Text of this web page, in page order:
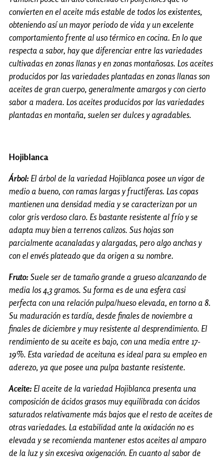
convierten en el aceite más estable de todos los existentes,
obteniendo así un mayor periodo de vida y un excelente
comportamiento frente al uso térmico en cocina. En lo que
respecta a sabor, hay que diferenciar entre las variedades
cultivadas en zonas llanas y en zonas montañosas. Los aceites
producidos por las variedades plantadas en zonas llanas son
aceites de gran cuerpo, generalmente amargos y con cierto
sabor a madera. Los aceites producidos por las variedades
plantadas en montaña, suelen ser dulces y agradables.
Hojiblanca
Árbol: El árbol de la variedad Hojiblanca posee un vigor de
medio a bueno, con ramas largas y fructíferas. Las copas
mantienen una densidad media y se caracterizan por un
color gris verdoso claro. Es bastante resistente al frío y se
adapta muy bien a terrenos calizos. Sus hojas son
parcialmente acanaladas y alargadas, pero algo anchas y
con el envés plateado que da origen a su nombre.
Fruto: Suele ser de tamaño grande a grueso alcanzando de
media los 4,3 gramos. Su forma es de una esfera casi
perfecta con una relación pulpa/hueso elevada, en torno a 8.
Su maduración es tardía, desde finales de noviembre a
finales de diciembre y muy resistente al desprendimiento. El
rendimiento de su aceite es bajo, con una media entre 17-
19%. Esta variedad de aceituna es ideal para su empleo en
aderezo, ya que posee una pulpa bastante resistente.
Aceite: El aceite de la variedad Hojiblanca presenta una
composición de ácidos grasos muy equilibrada con ácidos
saturados relativamente más bajos que el resto de aceites de
otras variedades. La estabilidad ante la oxidación no es
elevada y se recomienda mantener estos aceites al amparo
de la luz y sin excesiva oxigenación. En cuanto al sabor de